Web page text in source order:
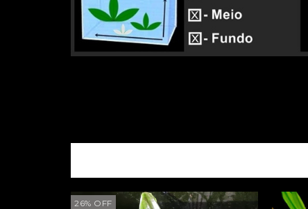
26% OFF